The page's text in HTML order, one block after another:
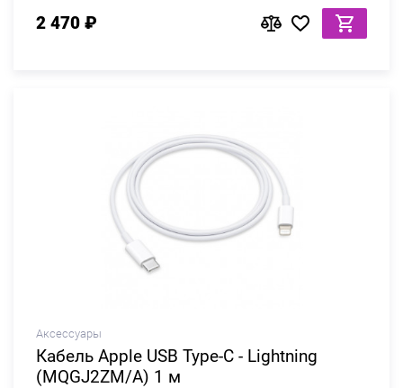
2 470 ₽
Аксессуары
Кабель Apple USB Type-C - Lightning
(MQGJ2ZM/A) 1 м